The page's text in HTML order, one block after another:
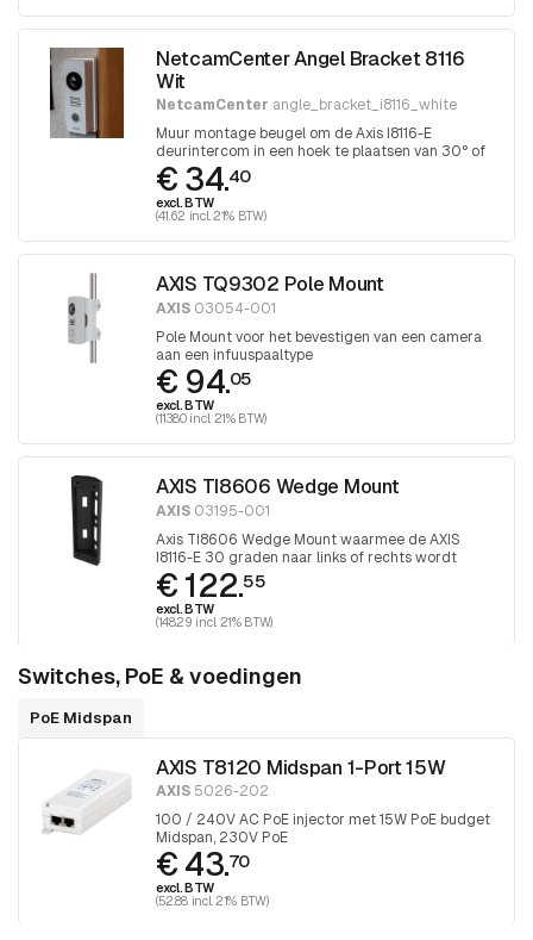
NetcamCenter Angel Bracket 8116
Wit
NetcamCenter angle_bracket_i8116_white
Muur montage beugel om de Axis I8116-E
deurintercom in een hoek te plaatsen van 30° of
60°
€ 34.40
excl. BTW
(41.62 incl. 21% BTW)
AXIS TQ9302 Pole Mount
AXIS 03054-001
Pole Mount voor het bevestigen van een camera
aan een infuuspaaltype
€ 94.05
excl. BTW
(113.80 incl. 21% BTW)
AXIS TI8606 Wedge Mount
AXIS 03195-001
Axis TI8606 Wedge Mount waarmee de AXIS
I8116-E 30 graden naar links of rechts wordt
gepositioneerd
€ 122.55
excl. BTW
(148.29 incl. 21% BTW)
Switches, PoE & voedingen
PoE Midspan
AXIS T8120 Midspan 1-Port 15W
AXIS 5026-202
100 / 240V AC PoE injector met 15W PoE budget
Midspan, 230V PoE
€ 43.70
excl. BTW
(52.88 incl. 21% BTW)